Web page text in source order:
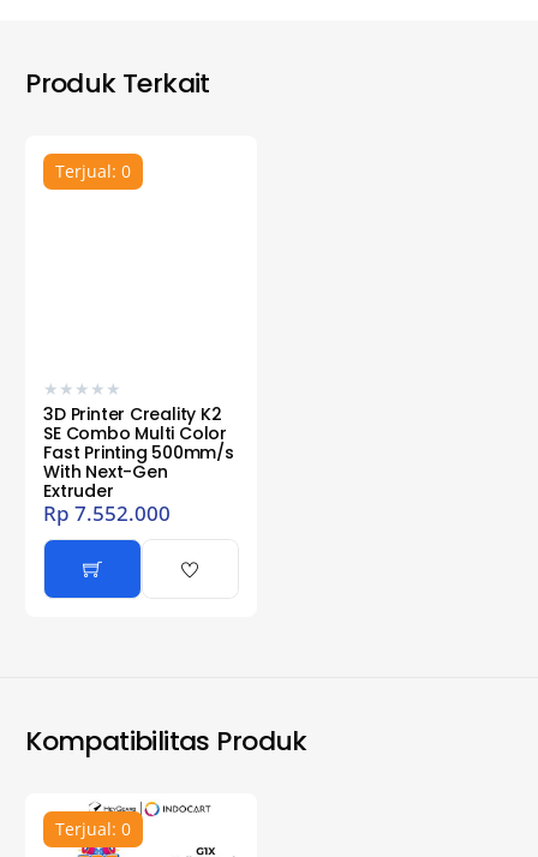
Produk Terkait
Terjual: 0
★ ★ ★ ★ ★
3D Printer Creality K2
SE Combo Multi Color
Fast Printing 500mm/s
With Next-Gen
Extruder
Rp 7.552.000
Kompatibilitas Produk
Terjual: 0